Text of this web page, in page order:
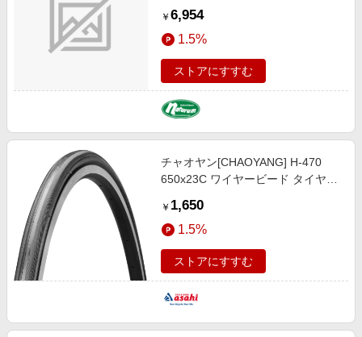
ヤ サイクル／自転車 グラファイト
スキン ７００×２８Ｃ（２８-６２
２） SW-11600812.01
￥ 6,954
1.5%
ストアにすすむ
チャオヤン[CHAOYANG] H-470
650x23C ワイヤービード タイヤ／
￥ 1,650
1.5%
ストアにすすむ